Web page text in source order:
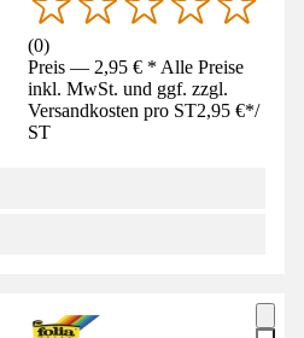
(0)
Preis — 2,95 € * Alle Preise
inkl. MwSt. und ggf. zzgl.
Versandkosten pro ST2,95 €*/
ST